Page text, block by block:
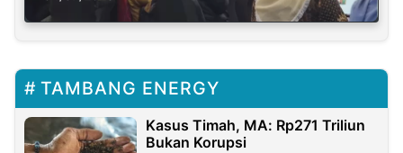
TAMBANG ENERGY
Kasus Timah, MA: Rp271 Triliun
Bukan Korupsi